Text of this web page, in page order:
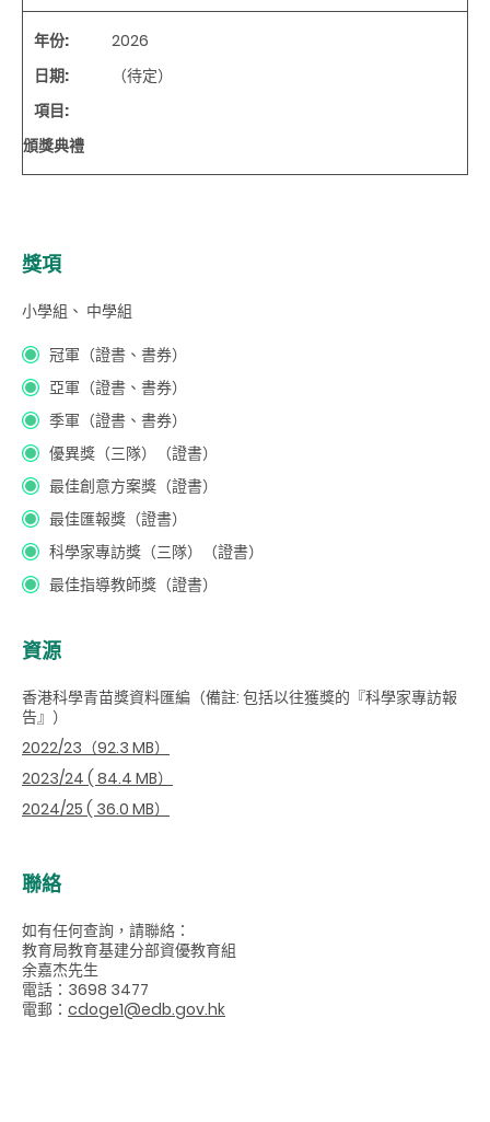
年份:
2026
日期:
（待定）
項目:
頒獎典禮
獎項
小學組、 中學組
冠軍（證書、書券）
亞軍（證書、書券）
季軍（證書、書券）
優異獎（三隊）（證書）
最佳創意方案獎（證書）
最佳匯報獎（證書）
科學家專訪獎（三隊）（證書）
最佳指導教師獎（證書）
資源
香港科學青苗獎資料匯編（備註: 包括以往獲獎的『科學家專訪報
告』）
2022/23（92.3 MB）
2023/24 ( 84.4 MB）
2024/25 ( 36.0 MB）
聯絡
如有任何查詢，請聯絡：
教育局教育基建分部資優教育組
余嘉杰先生
電話：3698 3477
電郵： cdoge1@edb.gov.hk